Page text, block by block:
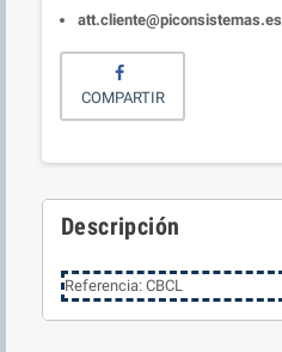
att.cliente@piconsistemas.es
COMPARTIR
Descripción
Referencia: CBCL